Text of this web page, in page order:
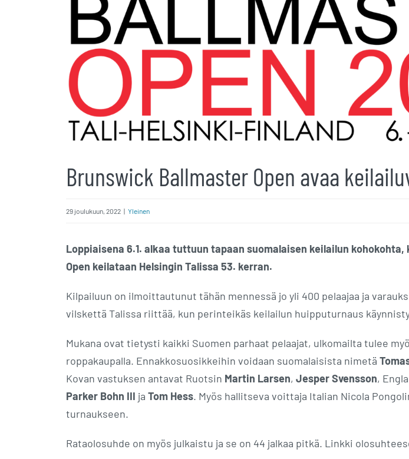
Brunswick Ballmaster Open avaa
29 joulukuun, 2022 | Yleinen
Loppiaisena 6.1. alkaa tuttuun tapaan suomalaisen keilailun
Open keilataan Helsingin Talissa 53. kerran.
Kilpailuun on ilmoittautunut tähän mennessä jo yli 400 pelaajaa ja
vilskettä Talissa riittää, kun perinteikäs keilailun huipputurnaus
Mukana ovat tietysti kaikki Suomen parhaat pelaajat, ulkomailta tulee
roppakaupalla. Ennakkosuosikkeihin voidaan suomalaisista nimetä
Kovan vastuksen antavat Ruotsin Martin Larsen, Jesper Svensson,
Parker Bohn III ja Tom Hess. Myös hallitseva voittaja Italian Nicola
turnaukseen.
Rataolosuhde on myös julkaistu ja se on 44 jalkaa pitkä. Linkki